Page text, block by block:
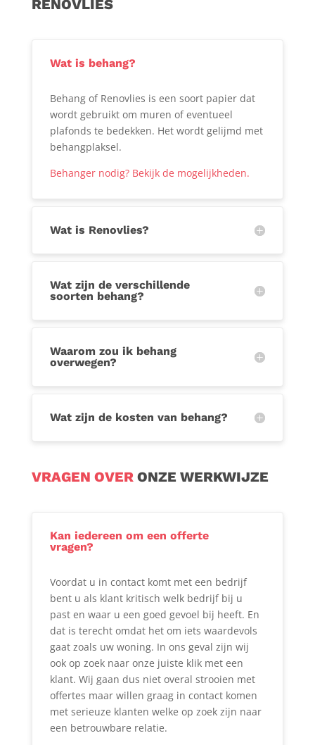
RENOVLIES
Wat is behang?
Behang of Renovlies is een soort papier dat
wordt gebruikt om muren of eventueel
plafonds te bedekken. Het wordt gelijmd met
behangplaksel.
Behanger nodig? Bekijk de mogelijkheden.
Wat is Renovlies?
Wat zijn de verschillende
soorten behang?
Waarom zou ik behang
overwegen?
Wat zijn de kosten van behang?
VRAGEN OVER ONZE WERKWIJZE
Kan iedereen om een offerte
vragen?
Voordat u in contact komt met een bedrijf
bent u als klant kritisch welk bedrijf bij u
past en waar u een goed gevoel bij heeft. En
dat is terecht omdat het om iets waardevols
gaat zoals uw woning. In ons geval zijn wij
ook op zoek naar onze juiste klik met een
klant. Wij gaan dus niet overal strooien met
offertes maar willen graag in contact komen
met serieuze klanten welke op zoek zijn naar
een betrouwbare relatie.